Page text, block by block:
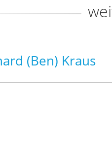
(Ben) Kraus